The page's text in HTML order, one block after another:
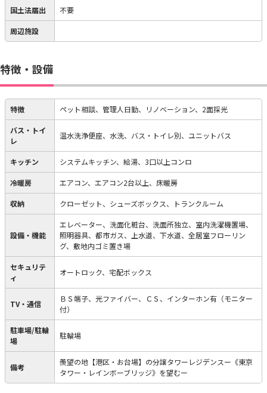
国土法届出 不要
周辺施設
特徴・設備
特徴 ペット相談、管理人日勤、リノベーション、2面採光
バス・トイ
レ
温水洗浄便座、水洗、バス・トイレ別、ユニットバス
キッチン システムキッチン、給湯、3口以上コンロ
冷暖房 エアコン、エアコン2台以上、床暖房
収納 クローゼット、シューズボックス、トランクルーム
設備・機能
エレベーター、洗面化粧台、洗面所独立、室内洗濯機置場、
照明器具、都市ガス、上水道、下水道、全居室フローリン
グ、敷地内ゴミ置き場
セキュリテ
ィ
オートロック、宅配ボックス
TV・通信
ＢＳ端子、光ファイバー、ＣＳ、インターホン有（モニター
付）
駐車場/駐輪
場
駐輪場
備考
羨望の地【港区・お台場】の分譲タワーレジデンスー《東京
タワー・レインボーブリッジ》を望むー